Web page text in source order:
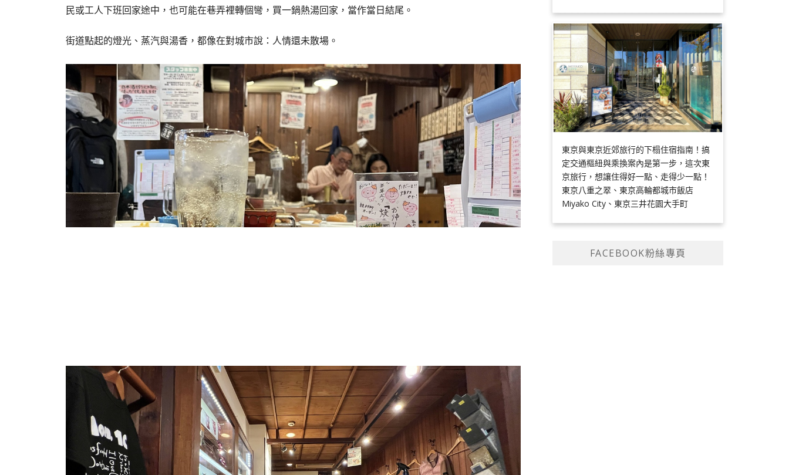
民或工人下班回家途中，也可能在巷弄裡轉個彎，買一鍋熱湯回家，當作當日結尾。
街道點起的燈光、蒸汽與湯香，都像在對城市說：人情還未散場。
東京與東京近郊旅行的下榻住宿指南！搞
定交通樞紐與乘換案內是第一步，這次東
京旅行，想讓住得好一點、走得少一點！
東京八重之翠、東京高輪都城市飯店
Miyako City、東京三井花園大手町
FACEBOOK粉絲專頁